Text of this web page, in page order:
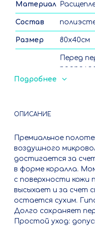
Материал
Состав
Размер 80х40см
Перед
воде.
Подробнее
ОПИСАНИЕ
Премиальное
воздушного
достигается за
в форме коралла.
с поверхности кожи
высыхает и за счет
остается сухим.
Долго сохраняет
Простой уход: